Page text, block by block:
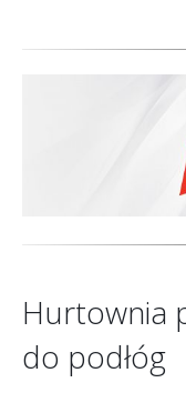
Hurtownia
do podłóg